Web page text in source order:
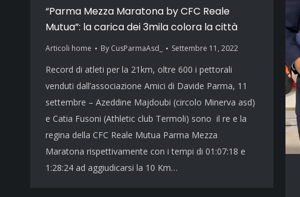
“Parma Mezza Maratona by CFC Reale
Mutua”: la carica dei 3mila colora la città
Articoli home By CusParmaAsd_ Settembre 11, 2022
Record di atleti per la 21km, oltre 600 i pettorali
venduti dall’associazione Amici di Davide Parma, 11
settembre – Azeddine Majdoubi (circolo Minerva asd)
e Catia Fusoni (Athletic club Termoli) sono il re e la
regina della CFC Reale Mutua Parma Mezza
Maratona rispettivamente con i tempi di 01:07:18 e
1:28:24 ad aggiudicarsi la 10 Km…